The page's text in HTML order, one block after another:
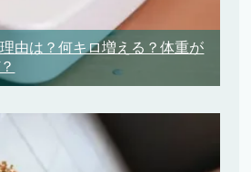
由は？何キロ増える？体重が